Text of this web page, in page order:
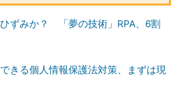
ずみか？ 「夢の技術」RPA、6割
きる個人情報保護法対策、まずは現